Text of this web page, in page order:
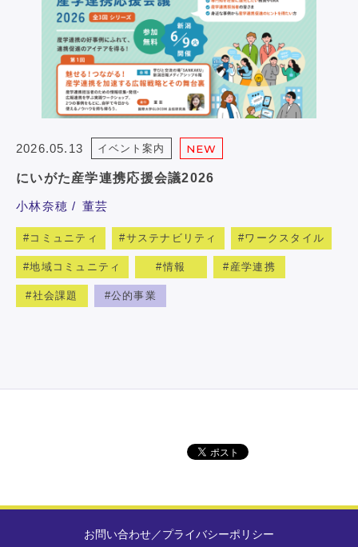
2026.05.13 イベント案内 NEW
にいがた産学連携応援会議2026
小林奈穂 董芸
コミュニティ サステナビリティ ワークスタイル
地域コミュニティ 情報 産学連携
社会課題 公的事業
お問い合わせ／プライバシーポリシー